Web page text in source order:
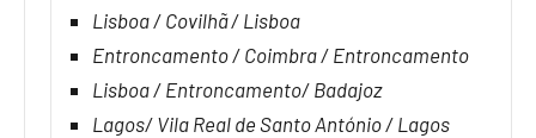
Lisboa / Covilhã / Lisboa
Entroncamento / Coimbra / Entroncamento
Lisboa / Entroncamento/ Badajoz
Lagos/ Vila Real de Santo António / Lagos